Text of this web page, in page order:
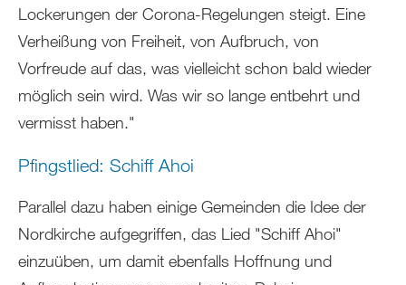
Lockerungen der Corona-Regelungen steigt. Eine
Verheißung von Freiheit, von Aufbruch, von
Vorfreude auf das, was vielleicht schon bald wieder
möglich sein wird. Was wir so lange entbehrt und
vermisst haben."
Pfingstlied: Schiff Ahoi
Parallel dazu haben einige Gemeinden die Idee der
Nordkirche aufgegriffen, das Lied "Schiff Ahoi"
einzuüben, um damit ebenfalls Hoffnung und